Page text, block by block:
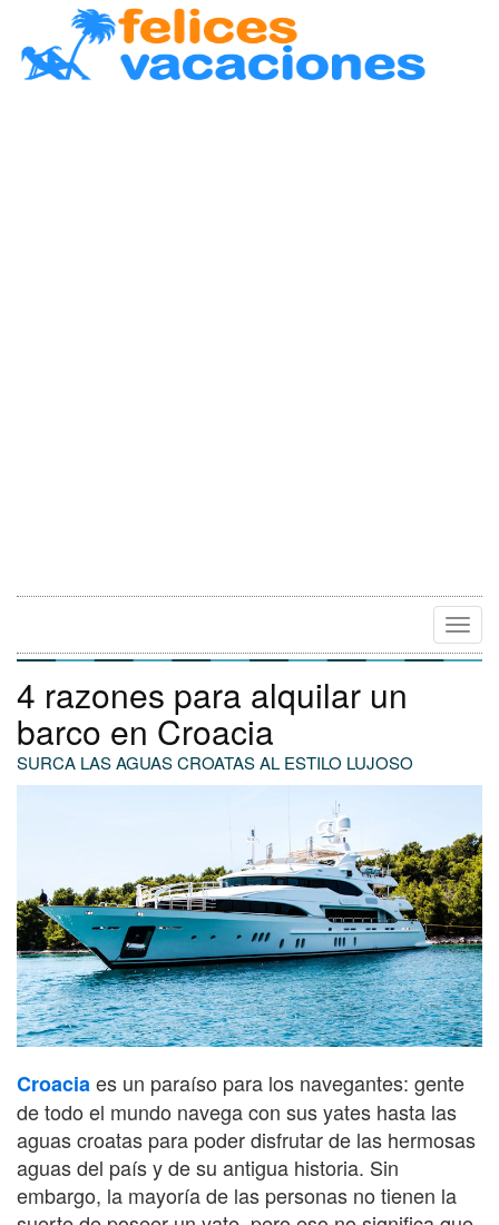
4 razones para alquilar un
barco en Croacia
SURCA LAS AGUAS CROATAS AL ESTILO LUJOSO
Croaciaes un paraíso para los navegantes: gente
de todo el mundo navega con sus yates hasta las
aguas croatas para poder disfrutar de las hermosas
aguas del país y de su antigua historia. Sin
embargo, la mayoría de las personas no tienen la